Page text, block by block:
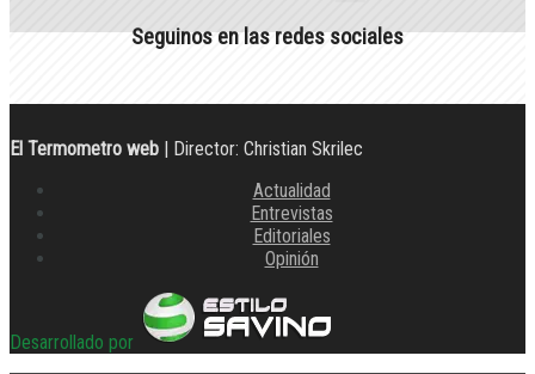
Seguinos en las redes sociales
El Termometro web | Director: Christian Skrilec
Actualidad
Entrevistas
Editoriales
Opinión
Desarrollado por